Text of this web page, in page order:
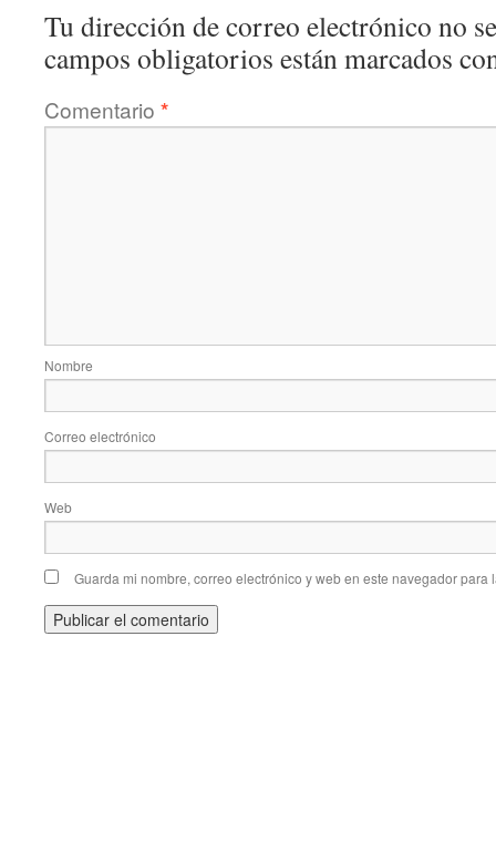
Tu dirección de correo electrónico no
campos obligatorios están marcados
Comentario *
Nombre
Correo electrónico
Web
Guarda mi nombre, correo electrónico y web en este navegador para